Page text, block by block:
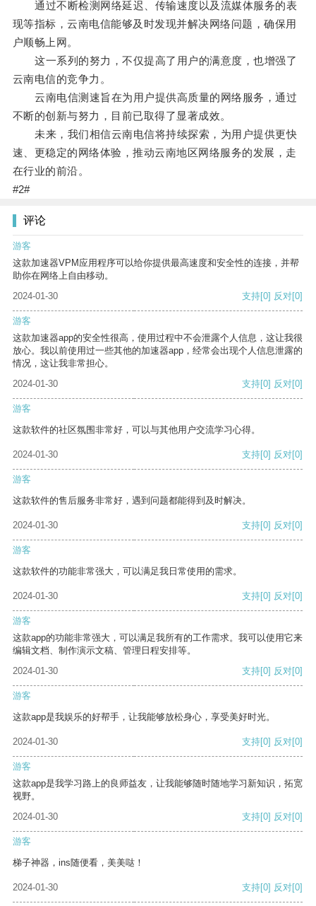
通过不断检测网络延迟、传输速度以及流媒体服务的表
现等指标，云南电信能够及时发现并解决网络问题，确保用
户顺畅上网。
这一系列的努力，不仅提高了用户的满意度，也增强了
云南电信的竞争力。
云南电信测速旨在为用户提供高质量的网络服务，通过
不断的创新与努力，目前已取得了显著成效。
未来，我们相信云南电信将持续探索，为用户提供更快
速、更稳定的网络体验，推动云南地区网络服务的发展，走
在行业的前沿。
#2#
评论
游客
这款加速器VPM应用程序可以给你提供最高速度和安全性的连接，并帮
助你在网络上自由移动。
2024-01-30
支持[0] 反对[0]
游客
这款加速器app的安全性很高，使用过程中不会泄露个人信息，这让我很
放心。我以前使用过一些其他的加速器app，经常会出现个人信息泄露的
情况，这让我非常担心。
2024-01-30
支持[0] 反对[0]
游客
这款软件的社区氛围非常好，可以与其他用户交流学习心得。
2024-01-30 支持[0] 反对[0]
游客
这款软件的售后服务非常好，遇到问题都能得到及时解决。
2024-01-30 支持[0] 反对[0]
游客
这款软件的功能非常强大，可以满足我日常使用的需求。
2024-01-30 支持[0] 反对[0]
游客
这款app的功能非常强大，可以满足我所有的工作需求。我可以使用它来
编辑文档、制作演示文稿、管理日程安排等。
2024-01-30
支持[0] 反对[0]
游客
这款app是我娱乐的好帮手，让我能够放松身心，享受美好时光。
2024-01-30 支持[0] 反对[0]
游客
这款app是我学习路上的良师益友，让我能够随时随地学习新知识，拓宽
视野。
2024-01-30
支持[0] 反对[0]
游客
梯子神器，ins随便看，美美哒！
2024-01-30 支持[0] 反对[0]